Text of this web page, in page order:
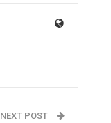
NEXT POST